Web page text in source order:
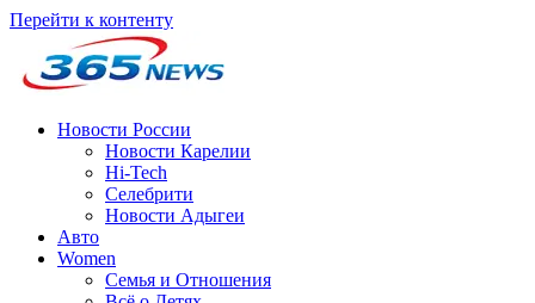
Перейти к контенту
Новости России
Новости Карелии
Hi-Tech
Селебрити
Новости Адыгеи
Авто
Women
Семья и Отношения